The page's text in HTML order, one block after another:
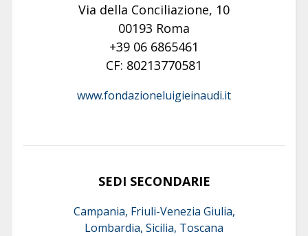
Via della Conciliazione, 10
00193 Roma
+39 06 6865461
CF: 80213770581
www.fondazioneluigieinaudi.it
SEDI SECONDARIE
Campania, Friuli-Venezia Giulia,
Lombardia, Sicilia, Toscana